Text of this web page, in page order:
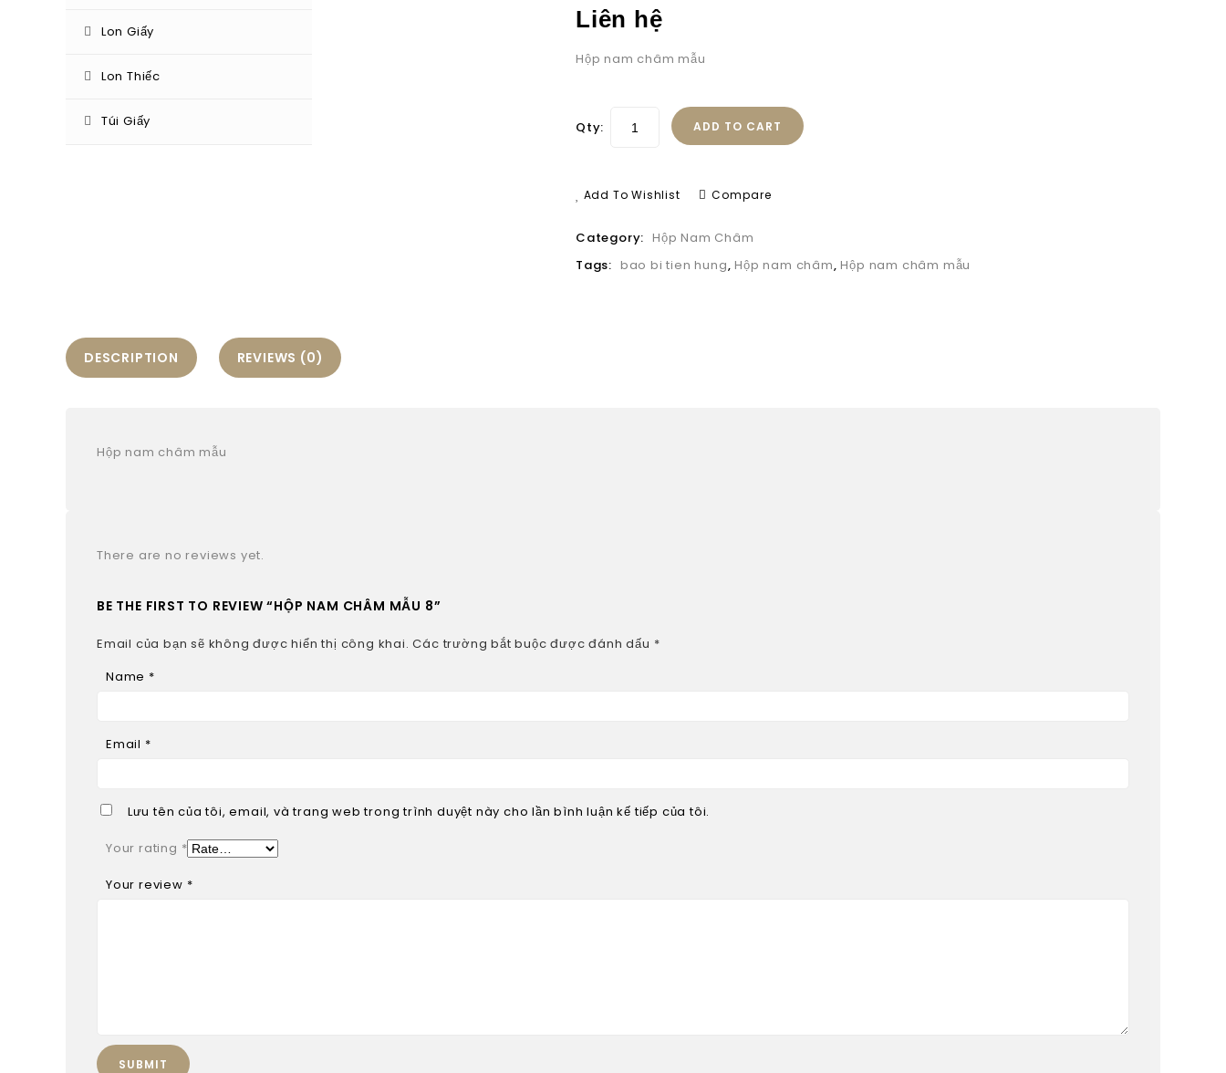
Lon Giấy
Lon Thiếc
Túi Giấy
Liên hệ
Hộp nam châm mẫu
Qty: ADD TO CART
Add To Wishlist Compare
Category: Hộp Nam Châm
Tags: bao bi tien hung,Hộp nam châm,Hộp nam châm mẫu
DESCRIPTION REVIEWS (0)
Hộp nam châm mẫu
There are no reviews yet.
BE THE FIRST TO REVIEW “HỘP NAM CHÂM MẪU 8”
Email của bạn sẽ không được hiển thị công khai. Các trường bắt buộc được đánh dấu *
Name *
Email *
Lưu tên của tôi, email, và trang web trong trình duyệt này cho lần bình luận kế tiếp của tôi.
Your rating *
Your review *